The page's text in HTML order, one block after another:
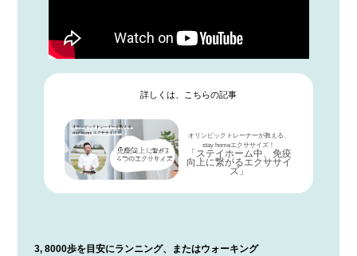
詳しくは、こちらの記事
オリンピックトレーナーが教える、
stay homeエクササイズ！
「ステイホーム中、免疫
向上に繋がるエクササイ
ズ」
3, 8000歩を目安にランニング、またはウォーキング